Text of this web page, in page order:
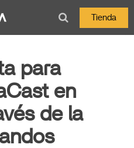
Tienda
para
en
de la